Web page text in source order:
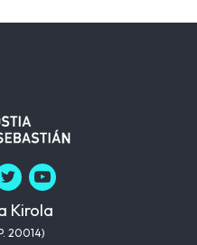
Kirola
20014)